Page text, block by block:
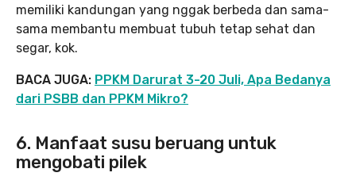
memiliki kandungan yang nggak berbeda dan sama-
sama membantu membuat tubuh tetap sehat dan
segar, kok.
BACA JUGA: PPKM Darurat 3-20 Juli, Apa Bedanya
dari PSBB dan PPKM Mikro?
6. Manfaat susu beruang untuk
mengobati pilek